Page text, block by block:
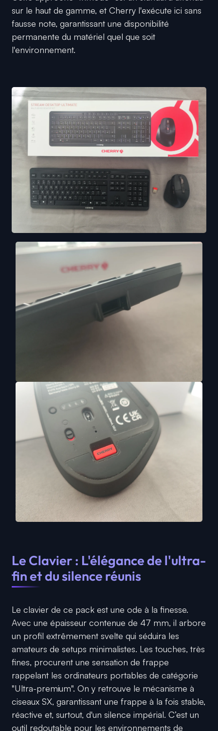
sur le haut de gamme, et Cherry l'exécute ici sans
fausse note, garantissant une disponibilité
permanente du matériel quel que soit
l'environnement.
Le Clavier : L'élégance de l'ultra-
fin et du silence réunis
Le clavier de ce pack est une ode à la finesse.
Avec une épaisseur contenue de 47 mm, il arbore
un profil extrêmement svelte qui séduira les
amateurs de setups minimalistes. Les touches, très
fines, procurent une sensation de frappe
rappelant les ordinateurs portables de catégorie
"Ultra-premium". On y retrouve le mécanisme à
ciseaux SX, garantissant une frappe à la fois stable,
réactive et, surtout, d'un silence impérial. C’est un
outil redoutable pour les environnements de